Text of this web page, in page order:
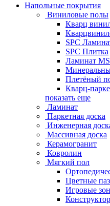
Напольные покрытия
Виниловые полы
Кварц
SPC
SPC Плитка
Ламинат
Плетёный
Кварц-
показать еще
Ламинат
Паркетная доска
Инженерная
Массивная доска
Керамогранит
Ковролин
Мягкий пол
Цветные
Игровые